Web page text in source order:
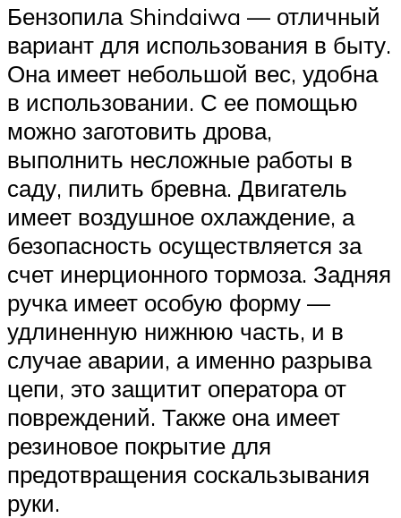
Бензопила Shindaiwa — отличный
вариант для использования в быту.
Она имеет небольшой вес, удобна
в использовании. С ее помощью
можно заготовить дрова,
выполнить несложные работы в
саду, пилить бревна. Двигатель
имеет воздушное охлаждение, а
безопасность осуществляется за
счет инерционного тормоза. Задняя
ручка имеет особую форму —
удлиненную нижнюю часть, и в
случае аварии, а именно разрыва
цепи, это защитит оператора от
повреждений. Также она имеет
резиновое покрытие для
предотвращения соскальзывания
руки.